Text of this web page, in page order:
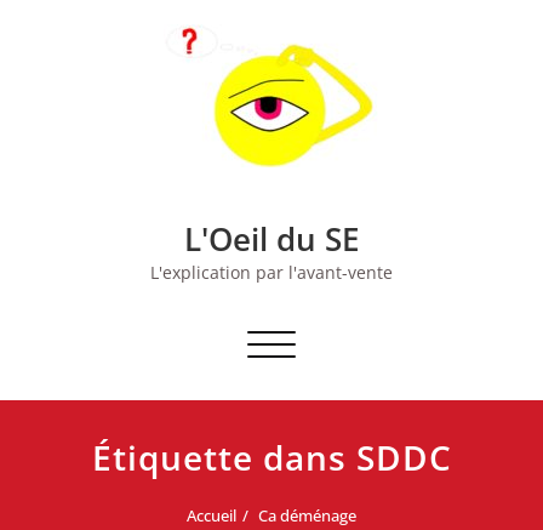
L'Oeil du SE
L'explication par l'avant-vente
Afficher/masquer
navigation
Étiquette dans SDDC
Accueil Ca déménage